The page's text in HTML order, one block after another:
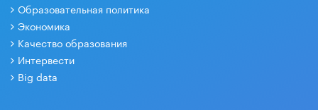
Образовательная политика
Экономика
Качество образования
Интервести
Big data